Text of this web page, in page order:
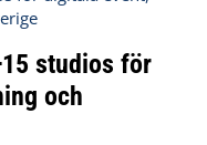
studios för
och